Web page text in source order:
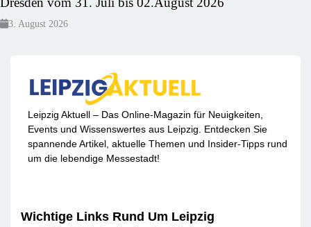
3. August 2026
Leipzig Aktuell – Das Online-Magazin für Neuigkeiten,
Events und Wissenswertes aus Leipzig. Entdecken Sie
spannende Artikel, aktuelle Themen und Insider-Tipps rund
um die lebendige Messestadt!
Wichtige Links Rund Um Leipzig